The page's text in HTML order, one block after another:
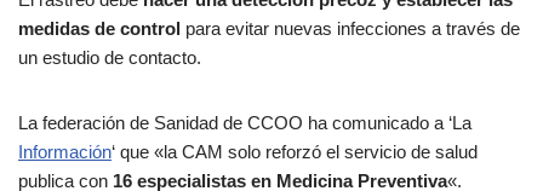
medidas de control para evitar nuevas infecciones a través de
un estudio de contacto.
La federación de Sanidad de CCOO ha comunicado a ‘La
Información‘ que «la CAM solo reforzó el servicio de salud
publica con 16 especialistas en Medicina Preventiva«.